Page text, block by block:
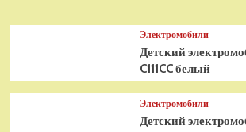
Электромобили
Детский
C111CC белый
Электромобили
Детский